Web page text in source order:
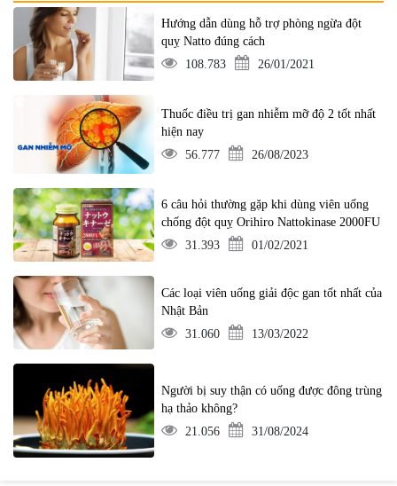
Hướng dẫn dùng hỗ trợ phòng ngừa đột
quỵ Natto đúng cách
108.783
26/01/2021
Thuốc điều trị gan nhiễm mỡ độ 2 tốt nhất
hiện nay
56.777
26/08/2023
6 câu hỏi thường gặp khi dùng viên uống
chống đột quỵ Orihiro Nattokinase 2000FU
31.393
01/02/2021
Các loại viên uống giải độc gan tốt nhất của
Nhật Bản
31.060
13/03/2022
Người bị suy thận có uống được đông trùng
hạ thảo không?
21.056
31/08/2024